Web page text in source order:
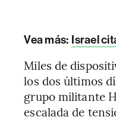
Vea más: Israel
Miles de
los dos últimos
grupo militante
escalada de